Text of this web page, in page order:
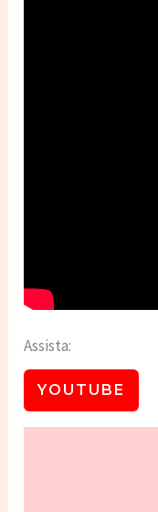
Assista:
YOUTUBE